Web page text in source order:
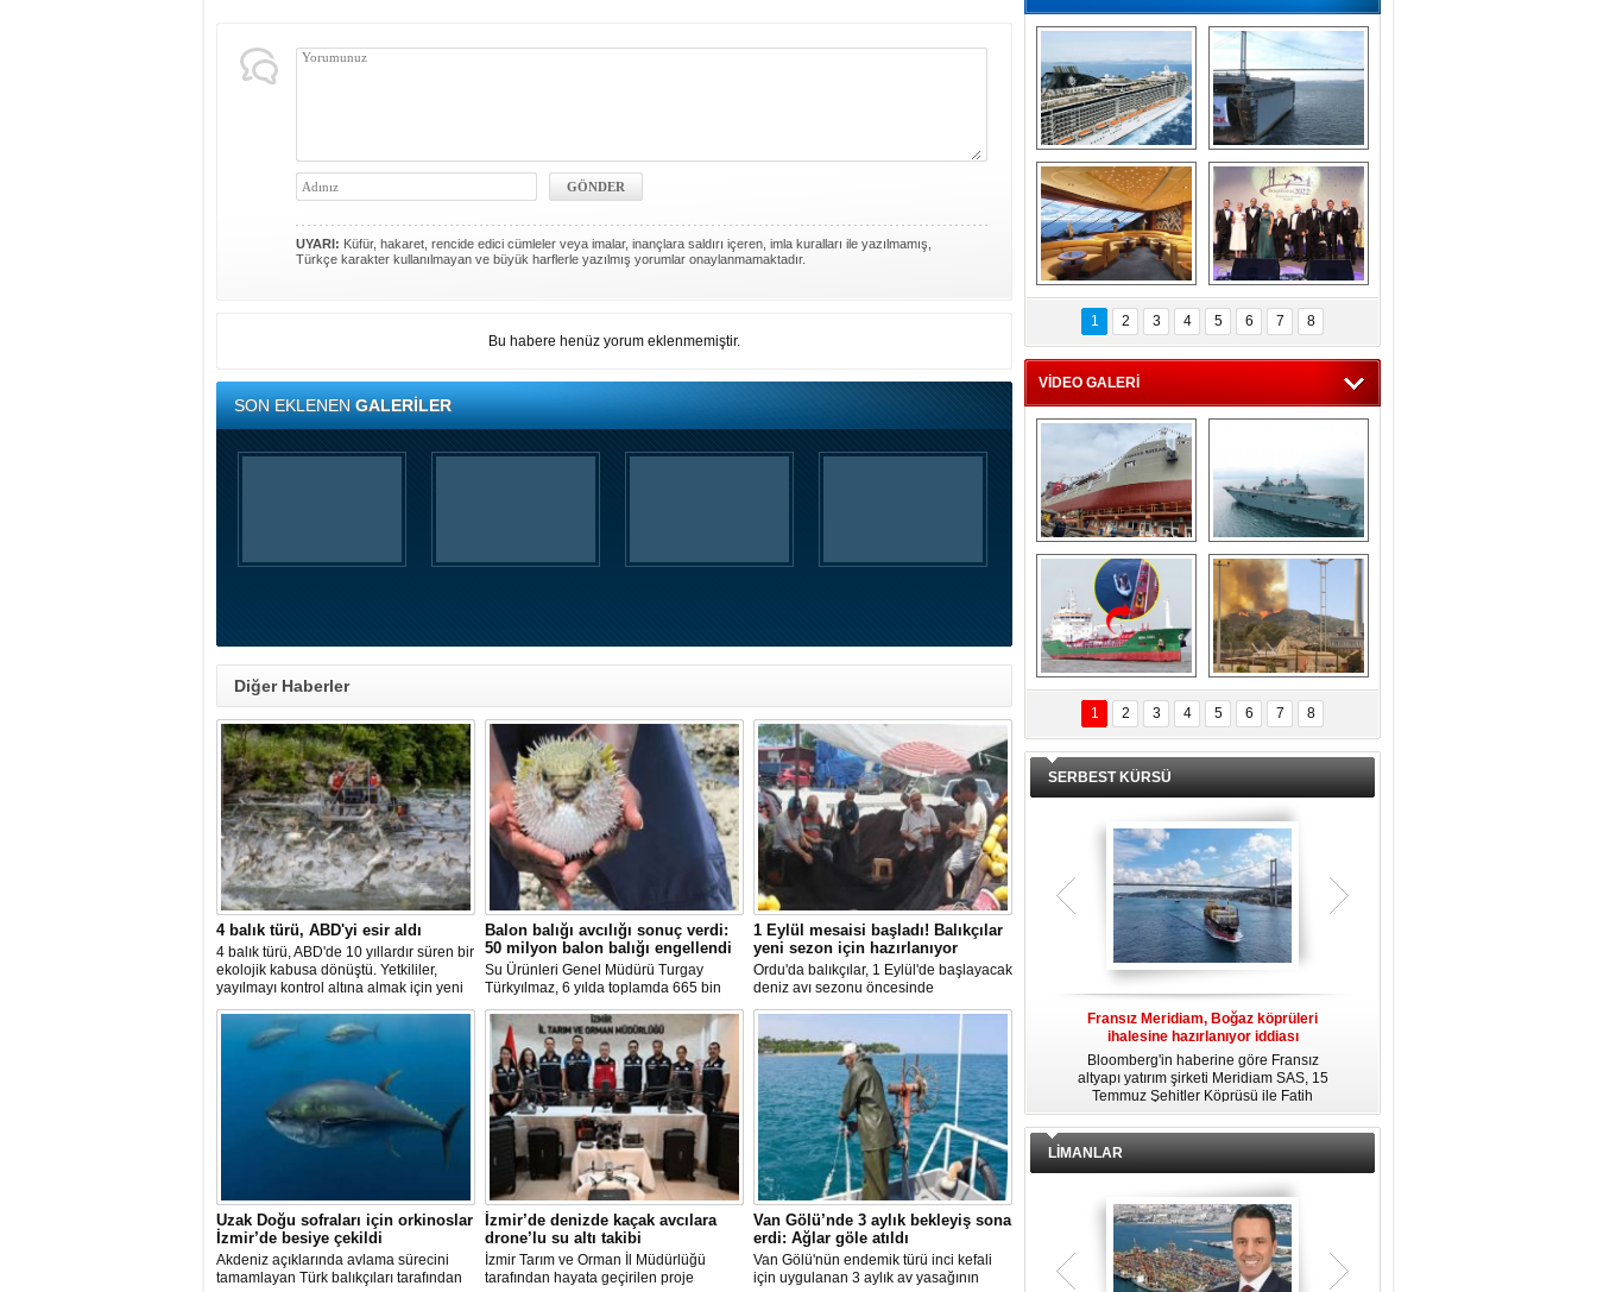
UYARI: Küfür, hakaret, rencide edici cümleler veya imalar, inançlara saldırı içeren, imla kuralları ile yazılmamış,
Türkçe karakter kullanılmayan ve büyük harflerle yazılmış yorumlar onaylanmamaktadır.
Bu habere henüz yorum eklenmemiştir.
SON EKLENENGALERİLER
Diğer Haberler
4 balık türü, ABD'yi esir aldı
4 balık türü, ABD'de 10 yıllardır süren bir
ekolojik kabusa dönüştü. Yetkililer,
yayılmayı kontrol altına almak için yeni
projeler geliştirirken, uzmanlar
tamamen yok edilmenin imkansız
olduğunu belirtiyor.
Balon balığı avcılığı sonuç verdi:
50 milyon balon balığı engellendi
Su Ürünleri Genel Müdürü Turgay
Türkyılmaz, 6 yılda toplamda 665 bin
balon balığının ekosistemden
uzaklaştırıldığını belirterek, "Balon balığı
avcılığı sayesinde, yaklaşık 50 milyon
yeni balon balığının ekosisteme
katılması önlendi." dedi.
1 Eylül mesaisi başladı! Balıkçılar
yeni sezon için hazırlanıyor
Ordu'da balıkçılar, 1 Eylül'de başlayacak
deniz avı sezonu öncesinde
hazırlıklarını hızlandırdı. Av yasağı
ağlardan teknelere kadar tüm
ekipmanlarını elden geçirerek yeni
sezona hazırlanıyor.
Uzak Doğu sofraları için orkinoslar
İzmir’de besiye çekildi
Akdeniz açıklarında avlama sürecini
tamamlayan Türk balıkçıları tarafından
İzmir’de denizde kaçak avcılara
drone’lu su altı takibi
İzmir Tarım ve Orman İl Müdürlüğü
tarafından hayata geçirilen proje
Van Gölü’nde 3 aylık bekleyiş sona
erdi: Ağlar göle atıldı
Van Gölü'nün endemik türü inci kefali
için uygulanan 3 aylık av yasağının
“Gemi içinde gemi”
konsepti ile MSC
Splendida
Dünyada tek!
Denizaltı yüzer
havuzu intikal
seyrine başladı
MSC'den 55 milyon
euroluk turizm geliri
müjdesi
5. Bosphorus Ship
Brokers Dinner,
İstanbul’da yapıldı
1 2 3 4 5 6 7 8
VİDEO GALERİ
Çeksan Tersanesi,
Başaran Bayrak
tankerini suya
indirdi
TCG Anadolu,
tersane teknik
seyrini tamamladı
Göçmenlerin
imdadına Türk
sahipli MINA DENIZ
yetişti
Milas’taki yangın
yeniden termik
santrallere doğru
ilerliyor
1 2 3 4 5 6 7 8
SERBEST KÜRSÜ
Fransız Meridiam, Boğaz köprüleri
ihalesine hazırlanıyor iddiası
Bloomberg'in haberine göre Fransız
altyapı yatırım şirketi Meridiam SAS, 15
Temmuz Şehitler Köprüsü ile Fatih
Sultan Mehmet Köprüsü'nün
özelleştirilmesine yönelik ihaleyle
zamanda kendi yat limanı, helikopter
pisti ve seçkin villaları da içeren koca
LİMANLAR